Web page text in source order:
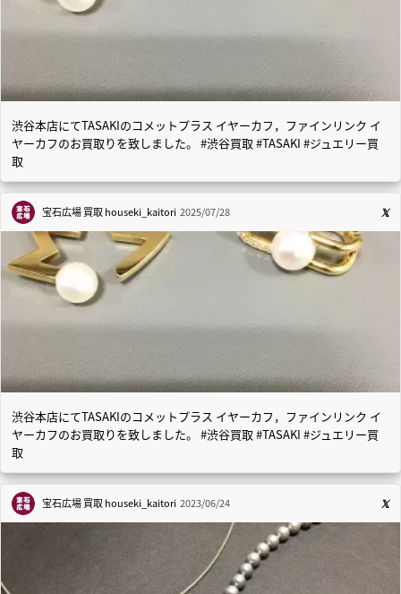
渋谷本店にてTASAKIのコメットプラス イヤーカフ，ファインリンク イ
ヤーカフのお買取りを致しました。 #渋谷買取 #TASAKI #ジュエリー買
取
宝石広場 買取houseki_kaitori 2025/07/28
渋谷本店にてTASAKIのコメットプラス イヤーカフ，ファインリンク イ
ヤーカフのお買取りを致しました。 #渋谷買取 #TASAKI #ジュエリー買
取
宝石広場 買取houseki_kaitori 2023/06/24